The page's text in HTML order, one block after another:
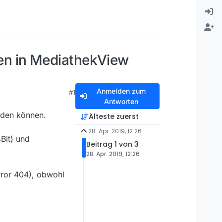
in MediathekView
#1
können.
und
404), obwohl
Anmelden zum
Antworten
Älteste zuerst
28. Apr. 2019, 12:26
Beitrag 1 von 3
28. Apr. 2019, 12:26